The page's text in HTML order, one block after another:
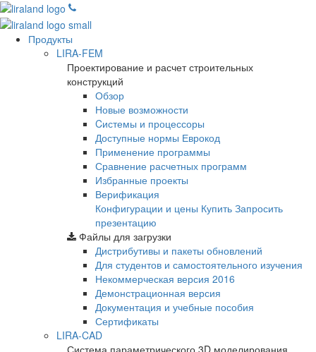
Продукты
LIRA-FEM
Проектирование и расчет строительных
конструкций
Обзор
Новые возможности
Cистемы и процессоры
Доступные нормы Еврокод
Применение программы
Сравнение расчетных программ
Избранные проекты
Верификация
Конфигурации и цены Купить Запросить
презентацию
Файлы для загрузки
Дистрибутивы и пакеты обновлений
Для студентов и самостоятельного изучения
Некоммерческая версия 2016
Демонстрационная версия
Документация и учебные пособия
Сертификаты
LIRA-CAD
Система параметрического 3D моделирования